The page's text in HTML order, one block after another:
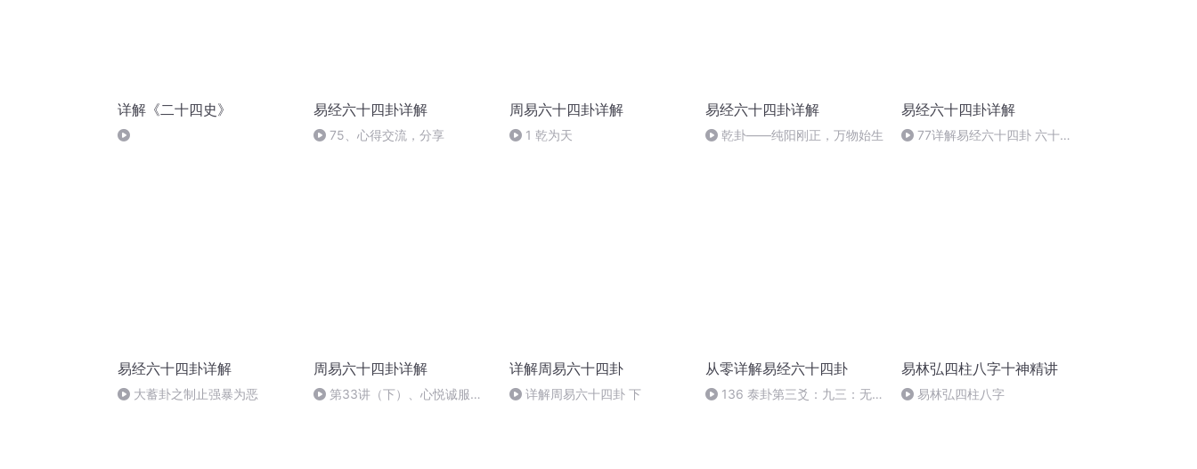
详解《二十四史》 易经六十四卦详解
75、心得交流，分享
周易六十四卦详解
1 乾为天
易经六十四卦详解
乾卦——纯阳刚正，万物始生
易经六十四卦详解
77详解易经六十四卦 六十四
易经六十四卦详解
大蓄卦之制止强暴为恶
周易六十四卦详解
第33讲（下）、心悦诚服
详解周易六十四卦
详解周易六十四卦 下
从零详解易经六十四卦
136 泰卦第三爻：九三：无
易林弘四柱八字十神精讲
易林弘四柱八字